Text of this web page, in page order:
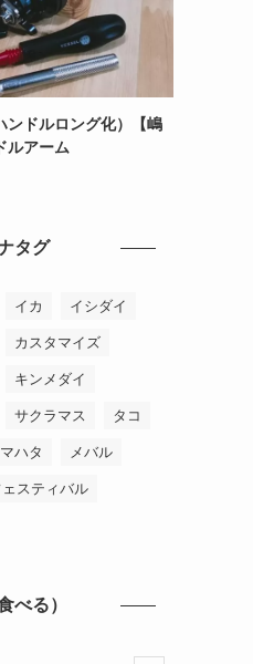
ンドルロング化）【嶋
ルアーム
タグ
イカ イシダイ
カスタマイズ
キンメダイ
サクラマス タコ
マハタ メバル
スティバル
べる）